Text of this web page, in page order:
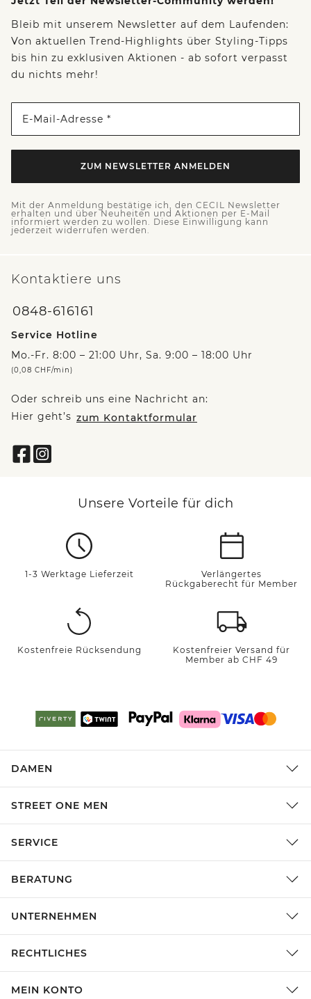
Bleib mit unserem Newsletter auf dem Laufenden:
Von aktuellen Trend-Highlights über Styling-Tipps
bis hin zu exklusiven Aktionen - ab sofort verpasst
du nichts mehr!
E-Mail-Adresse *
ZUM NEWSLETTER ANMELDEN
Mit der Anmeldung bestätige ich, den CECIL Newsletter
erhalten und über Neuheiten und Aktionen per E-Mail
informiert werden zu wollen. Diese Einwilligung kann
jederzeit widerrufen werden.
Kontaktiere uns
0848-616161
Service Hotline
Mo.-Fr. 8:00 – 21:00 Uhr, Sa. 9:00 – 18:00 Uhr
(0,08 CHF/min)
Oder schreib uns eine Nachricht an:
Hier geht’s zum Kontaktformular
Unsere Vorteile für dich
1-3 Werktage Lieferzeit
Verlängertes
Rückgaberecht für Member
Kostenfreie Rücksendung
Kostenfreier Versand für
Member ab CHF 49
DAMEN
STREET ONE MEN
SERVICE
BERATUNG
UNTERNEHMEN
RECHTLICHES
MEIN KONTO